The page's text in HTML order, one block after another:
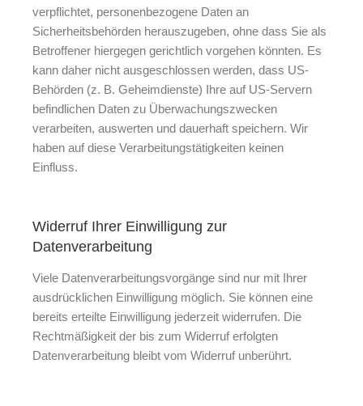
verpflichtet, personenbezogene Daten an
Sicherheitsbehörden herauszugeben, ohne dass Sie als
Betroffener hiergegen gerichtlich vorgehen könnten. Es
kann daher nicht ausgeschlossen werden, dass US-
Behörden (z. B. Geheimdienste) Ihre auf US-Servern
befindlichen Daten zu Überwachungszwecken
verarbeiten, auswerten und dauerhaft speichern. Wir
haben auf diese Verarbeitungstätigkeiten keinen
Einfluss.
Widerruf Ihrer Einwilligung zur
Datenverarbeitung
Viele Datenverarbeitungsvorgänge sind nur mit Ihrer
ausdrücklichen Einwilligung möglich. Sie können eine
bereits erteilte Einwilligung jederzeit widerrufen. Die
Rechtmäßigkeit der bis zum Widerruf erfolgten
Datenverarbeitung bleibt vom Widerruf unberührt.